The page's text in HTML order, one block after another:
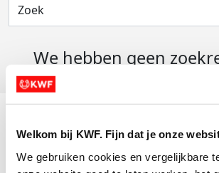
Welkom bij KWF. Fijn dat je onze
We gebruiken cookies en vergelijkbare
We hebben geen
Actiematerialen
Evenementen